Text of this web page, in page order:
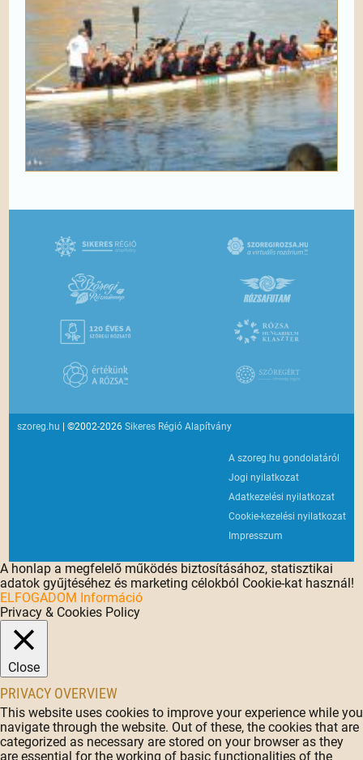
szoreg.hu | ©2002-2026Sikeres Régió Alapítvány
A szoreg.hu gondolatáról
Jogi nyilatkozat
Adatkezelési nyilatkozat
Cookie-kezelési nyilatkozat
Impresszum
A honlap a megfelelő működés biztosításához, statisztikai
adatok gyűjtéséhez és marketing célokból Cookie-kat használ!
ELFOGADOM Információ
Privacy & Cookies Policy
Close
PRIVACY OVERVIEW
This website uses cookies to improve your experience while you
navigate through the website. Out of these, the cookies that are
categorized as necessary are stored on your browser as they
are essential for the working of basic functionalities of the